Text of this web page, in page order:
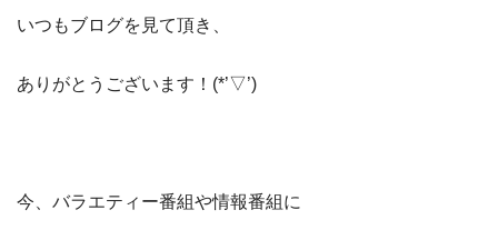
いつもブログを見て頂き、
ありがとうございます！(*’▽’)
今、バラエティー番組や情報番組に